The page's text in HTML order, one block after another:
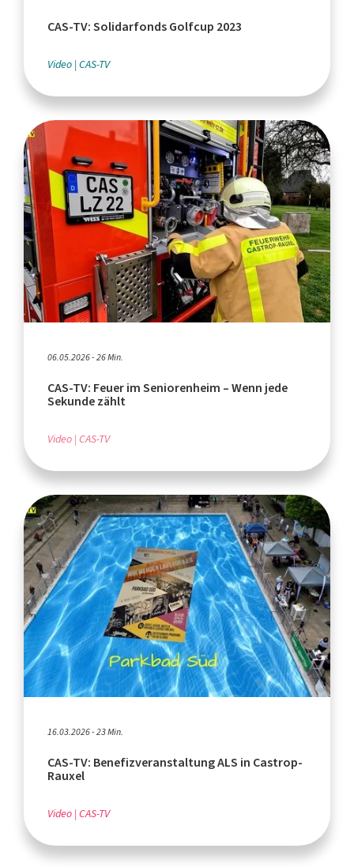
CAS-TV: Solidarfonds Golfcup 2023
Video CAS-TV
06.05.2026 - 26 Min.
CAS-TV: Feuer im Seniorenheim – Wenn jede
Sekunde zählt
Video CAS-TV
16.03.2026 - 23 Min.
CAS-TV: Benefizveranstaltung ALS in Castrop-
Rauxel
Video CAS-TV